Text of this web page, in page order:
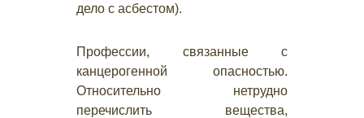
дело с асбестом).
Профессии, связанные с
канцерогенной опасностью.
Относительно нетрудно
перечислить вещества,